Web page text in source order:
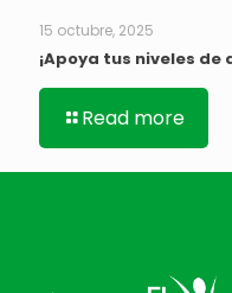
15 octubre, 2025
¡Apoya tus niveles
Read more